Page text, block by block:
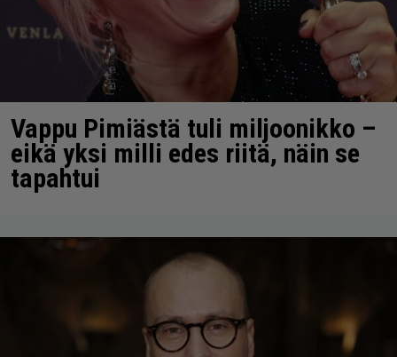
Vappu Pimiästä tuli miljoonikko –
eikä yksi milli edes riitä, näin se
tapahtui